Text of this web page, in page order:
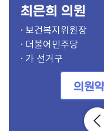
· 의장
· 더불어민주당
· 가 선거구
의원
· 부의장, 보건복지위원
· 국민의힘
· 사 선거구
의원
· 의회운영위원장, 도
· 더불어민주당
· 다 선거구
의원
· 기획행정위원장
· 더불어민주당
· 바 선거구
의원
· 경제환경위원장
· 국민의힘
· 마 선거구
의원
· 문화체육위원장
· 국민의힘
· 바 선거구
의원
· 도시건설위원장
· 더불어민주당
· 마 선거구
의원
· 보건복지위원장
· 더불어민주당
· 가 선거구
의원
신동희 의원
· 윤리특별위원장, 문
· 더불어민주당
· 아 선거구
의원
· 의회운영부위원장,
· 국민의힘
· 라 선거구
의원
· 기획행정부위원장
· 국민의힘
· 비례대표
의원
· 경제환경부위원장
· 더불어민주당
· 다 선거구
의원
· 문화체육부위원장
· 더불어민주당
· 사 선거구
의원
· 도시건설부위원장
· 국민의힘
· 가 선거구
의원
· 보건복지부위원장
· 국민의힘
· 자 선거구
의원
· 윤리특별부위원장,
· 국민의힘
· 다 선거구
의원
· 경제환경위원, 의회
· 더불어민주당
· 라 선거구
의원
· 보건복지위원, 의회
· 개혁신당
· 라 선거구
의원
· 경제환경위원
· 국민의힘
· 나 선거구
의원
· 경제환경위원
· 더불어민주당
· 사 선거구
의원
· 윤리특별위원, 기획
· 국민의힘
· 바 선거구
의원
· 윤리특별위원, 도시
· 더불어민주당
· 나 선거구
의원
· 보건복지위원
· 더불어민주당
· 비례대표
의원
· 도시건설위원, 의회
· 국민의힘
· 아 선거구
의원
· 보건복지위원
· 더불어민주당
· 바 선거구
의원
· 기획행정위원, 의회
· 더불어민주당
· 비례대표
의원
· 문화체육위원
· 더불어민주당
· 마 선거구
의원
· 문화체육위원
· 더불어민주당
· 자 선거구
의원
· 경제환경위원, 의회
· 더불어민주당
· 자 선거구
의원
· 기획행정위원
· 더불어민주당
· 라 선거구
의원
· 윤리특별위원, 도시
· 더불어민주당
· 바 선거구
의원